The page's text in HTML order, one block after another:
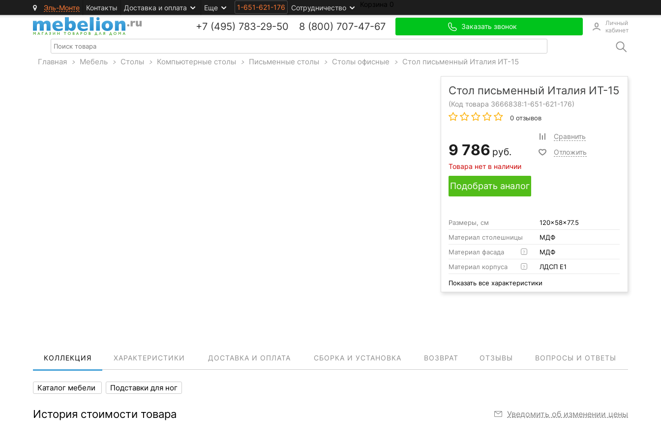
Эль-Монте Контакты Доставка и оплата Еще 1-651-621-176 Сотрудничество Корзина 0
+7 (495) 783-29-50 8 (800) 707-47-67 Заказать звонок
Личный
кабинет
Главная > Мебель > Столы > Компьютерные столы > Письменные столы > Столы офисные > Стол письменный Италия ИТ-15
Стол письменный Италия ИТ-15
(Код товара 3666838:1-651-621-176)
0 отзывов
9 786 руб.
Товара нет в наличии
Сравнить
Отложить
Подобрать аналог
Размеры, см
120x58x77.5
Материал столешницы
МДФ
Материал фасада
?
МДФ
Материал корпуса
? ЛДСП Е1
Показать все характеристики
КОЛЛЕКЦИЯ ХАРАКТЕРИСТИКИ ДОСТАВКА И ОПЛАТА СБОРКА И УСТАНОВКА ВОЗВРАТ ОТЗЫВЫ ВОПРОСЫ И ОТВЕТЫ
Каталог мебели Подставки для ног
История стоимости товара Уведомить об изменении цены